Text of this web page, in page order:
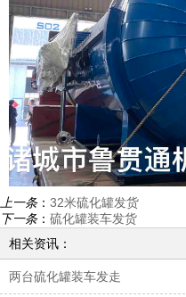
上一条： 32米硫化罐发货
下一条： 硫化罐装车发货
相关资讯：
两台硫化罐装车发走